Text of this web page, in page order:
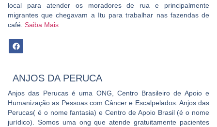
local para atender os moradores de rua e principalmente
migrantes que chegavam a Itu para trabalhar nas fazendas de
café. Saiba Mais
ANJOS DA PERUCA
Anjos das Perucas é uma ONG, Centro Brasileiro de Apoio e
Humanização as Pessoas com Câncer e Escalpelados. Anjos das
Perucas( é o nome fantasia) e Centro de Apoio Brasil (é o nome
jurídico). Somos uma ong que atende gratuitamente pacientes